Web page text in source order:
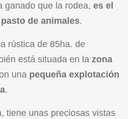
ganado que la rodea, es el
de animales.
rústica de 85ha. de
está situada en la zona
una pequeña explotación
.
tiene unas preciosas vistas